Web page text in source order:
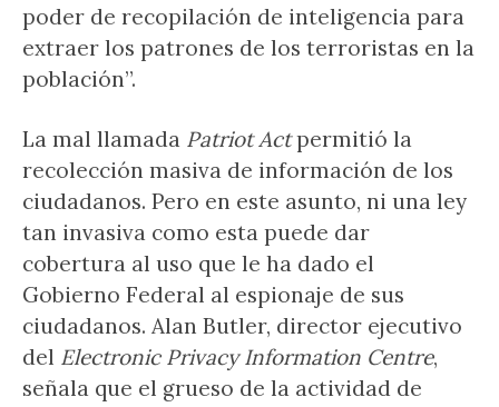
poder de recopilación de inteligencia para
extraer los patrones de los terroristas en la
población”.
La mal llamada Patriot Actpermitió la
recolección masiva de información de los
ciudadanos. Pero en este asunto, ni una ley
tan invasiva como esta puede dar
cobertura al uso que le ha dado el
Gobierno Federal al espionaje de sus
ciudadanos. Alan Butler, director ejecutivo
del Electronic Privacy Information Centre,
señala que el grueso de la actividad de